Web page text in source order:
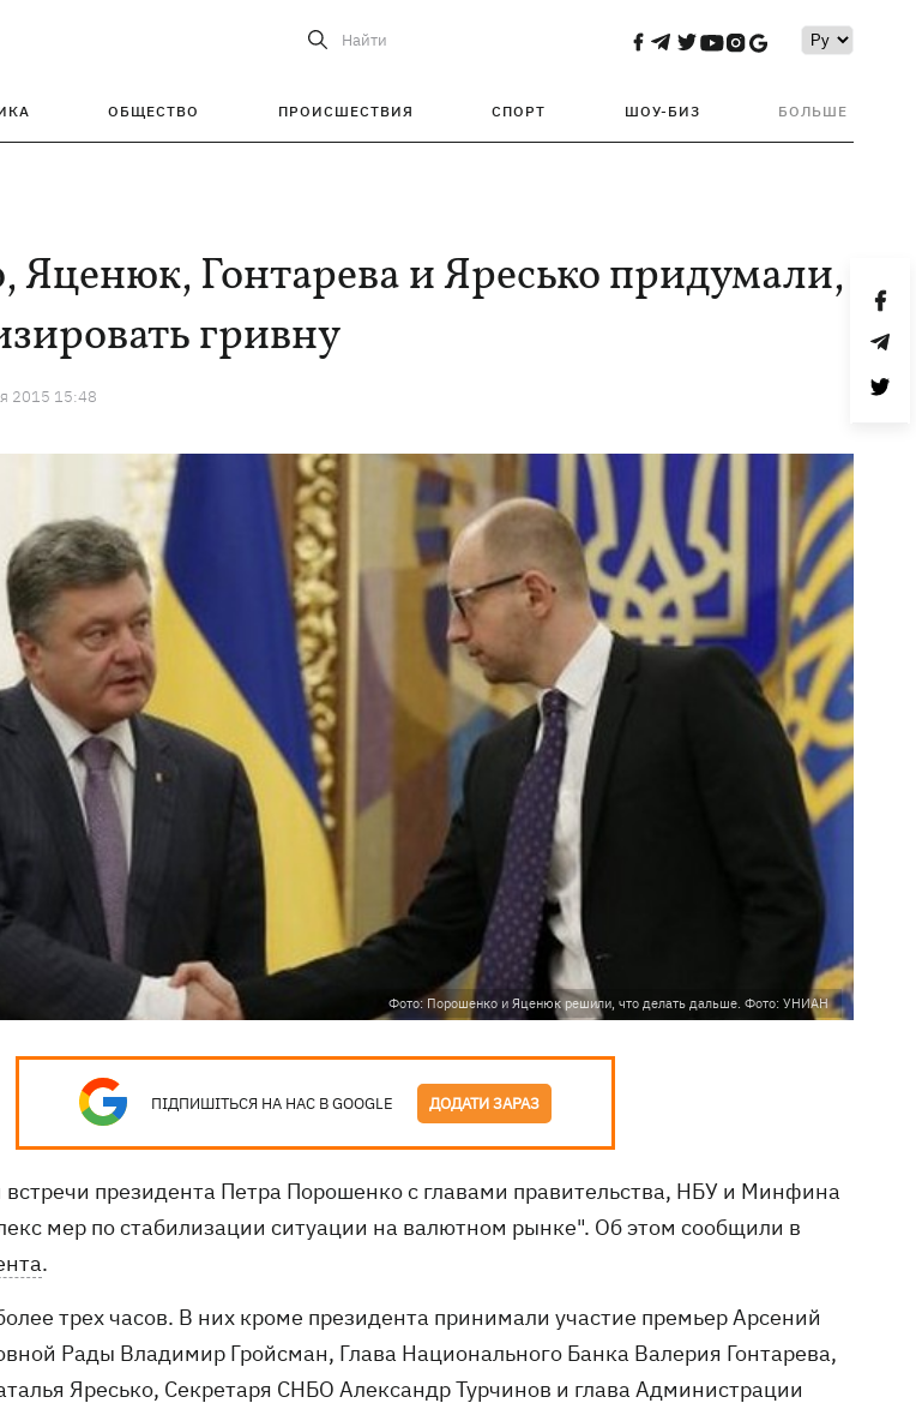
Найти
ОБЩЕСТВО ПРОИСШЕСТВИЯ СПОРТ ШОУ-БИЗ БОЛЬШЕ
Гонтарева и Яресько придумали,
гривну
2015 15:48
Фото: Порошенко и Яценюк решили, что делать дальше. Фото: УНИАН
ПІДПИШІТЬСЯ НА НАС В GOOGLE ДОДАТИ ЗАРАЗ
президента Петра Порошенко с главами правительства, НБУ и Минфина
мер по стабилизации ситуации на валютном рынке". Об этом сообщили в
.
трех часов. В них кроме президента принимали участие премьер Арсений
Рады Владимир Гройсман, Глава Национального Банка Валерия Гонтарева,
Яресько, Секретаря СНБО Александр Турчинов и глава Администрации